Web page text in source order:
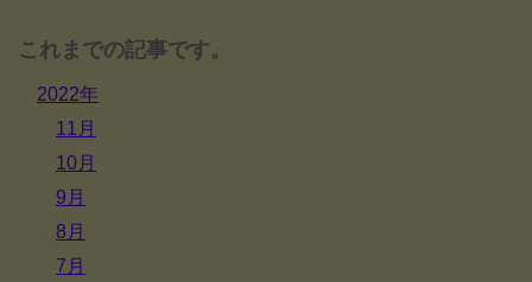
これまでの記事です。
2022年
11月
10月
9月
8月
7月